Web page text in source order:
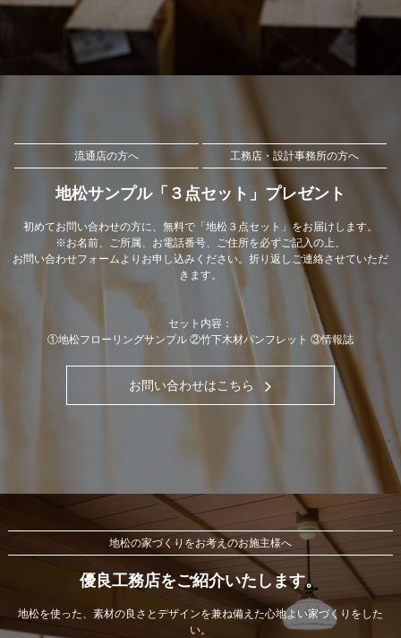
流通店の方へ 工務店・設計事務所の方へ
地松サンプル「３点セット」プレゼント
初めてお問い合わせの方に、無料で「地松３点セット」をお届けします。
※お名前、ご所属、お電話番号、ご住所を必ずご記入の上、
お問い合わせフォームよりお申し込みください。折り返しご連絡させていただ
きます。
セット内容：
①地松フローリングサンプル ②竹下木材パンフレット ③情報誌
お問い合わせはこちら
地松の家づくりをお考えのお施主様へ
優良工務店をご紹介いたします。
地松を使った、素材の良さとデザインを兼ね備えた心地よい家づくりをした
い。